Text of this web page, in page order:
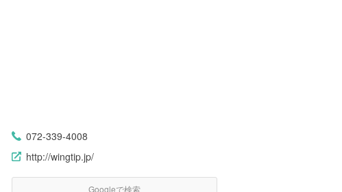
072-339-4008
http://wingtip.jp/
Googleで検索